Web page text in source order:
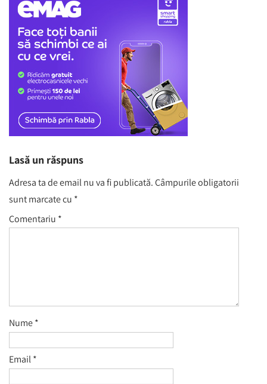
Lasă un răspuns
Adresa ta de email nu va fi publicată.Câmpurile obligatorii
sunt marcate cu *
Comentariu *
Nume*
Email*